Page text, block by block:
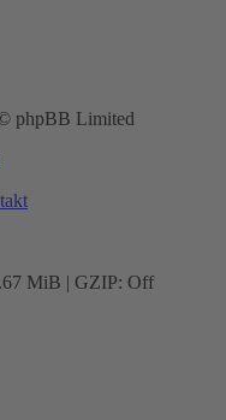
phpBB Limited
MiB | GZIP: Off